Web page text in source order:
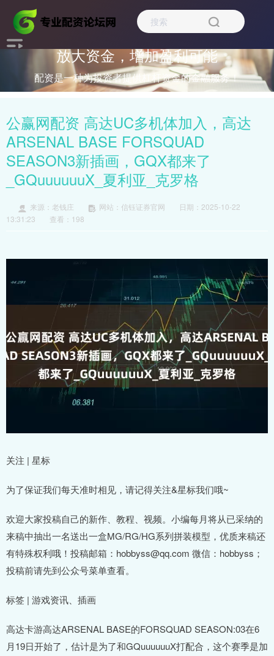
放大资金，增加盈利可能
配资是一种为投资者提供杠杆资金的金融服务！
公赢网配资 高达UC多机体加入，高达
ARSENAL BASE FORSQUAD
SEASON3新插画，GQX都来了
_GQuuuuuuX_夏利亚_克罗格
来源：老钱庄 网站：信钰证券官网
日期：2025-10-22
13:31:23
查看：198
关注 | 星标
为了保证我们每天准时相见，请记得关注&星标我们哦~
欢迎大家投稿自己的新作、教程、视频。小编每月将从已采纳的
来稿中抽出一名送出一盒MG/RG/HG系列拼装模型，优质来稿还
有特殊权利哦！投稿邮箱：hobbyss@qq.com 微信：hobbyss；
投稿前请先到公众号菜单查看。
标签 | 游戏资讯、插画
高达卡游高达ARSENAL BASE的FORSQUAD SEASON:03在6
月19日开始了，估计是为了和GQuuuuuuX打配合，这个赛季是加